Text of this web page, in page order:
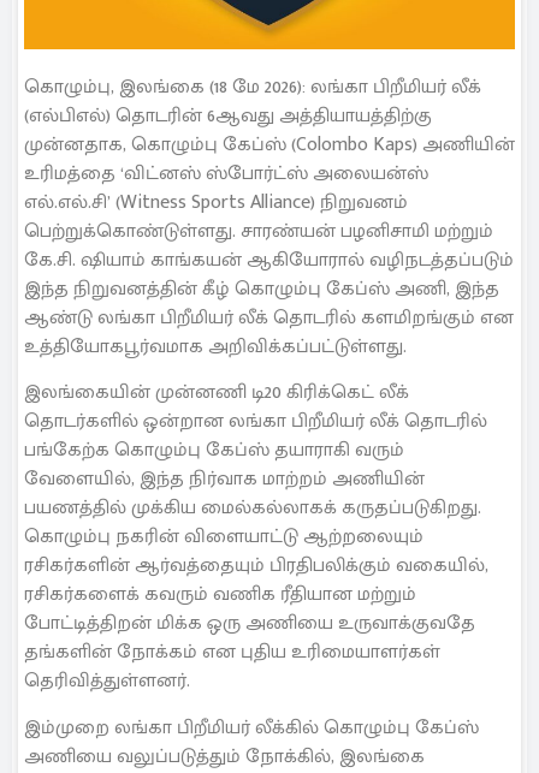
கொழும்பு, இலங்கை (18 மே 2026): லங்கா பிறீமியர் லீக்
(எல்பிஎல்) தொடரின் 6ஆவது அத்தியாயத்திற்கு
முன்னதாக, கொழும்பு கேப்ஸ் (Colombo Kaps) அணியின்
உரிமத்தை ‘விட்னஸ் ஸ்போர்ட்ஸ் அலையன்ஸ்
எல்.எல்.சி’ (Witness Sports Alliance) நிறுவனம்
பெற்றுக்கொண்டுள்ளது. சாரண்யன் பழனிசாமி மற்றும்
கே.சி. ஷியாம் காங்கயன் ஆகியோரால் வழிநடத்தப்படும்
இந்த நிறுவனத்தின் கீழ் கொழும்பு கேப்ஸ் அணி, இந்த
ஆண்டு லங்கா பிறீமியர் லீக் தொடரில் களமிறங்கும் என
உத்தியோகபூர்வமாக அறிவிக்கப்பட்டுள்ளது.
இலங்கையின் முன்னணி டி20 கிரிக்கெட் லீக்
தொடர்களில் ஒன்றான லங்கா பிறீமியர் லீக் தொடரில்
பங்கேற்க கொழும்பு கேப்ஸ் தயாராகி வரும்
வேளையில், இந்த நிர்வாக மாற்றம் அணியின்
பயணத்தில் முக்கிய மைல்கல்லாகக் கருதப்படுகிறது.
கொழும்பு நகரின் விளையாட்டு ஆற்றலையும்
ரசிகர்களின் ஆர்வத்தையும் பிரதிபலிக்கும் வகையில்,
ரசிகர்களைக் கவரும் வணிக ரீதியான மற்றும்
போட்டித்திறன் மிக்க ஒரு அணியை உருவாக்குவதே
தங்களின் நோக்கம் என புதிய உரிமையாளர்கள்
தெரிவித்துள்ளனர்.
இம்முறை லங்கா பிறீமியர் லீக்கில் கொழும்பு கேப்ஸ்
அணியை வலுப்படுத்தும் நோக்கில், இலங்கை